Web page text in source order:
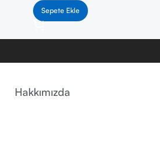
Sepete Ekle
Hakkımızda